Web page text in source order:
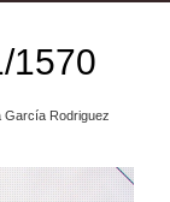
1570
García Rodriguez